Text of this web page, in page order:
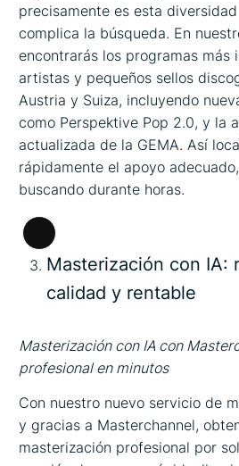
precisamente es esta
complica la búsqueda. En
encontrarás los programas más
artistas y pequeños sellos
Austria y Suiza, incluyendo
como Perspektive Pop 2.0, y la
actualizada de la GEMA. Así
rápidamente el apoyo
buscando durante horas.
Larga
descripción
Masterización con IA:
calidad y rentable
Masterización con IA con
profesional en minutos
Con nuestro nuevo servicio de
y gracias a Masterchannel,
masterización profesional por